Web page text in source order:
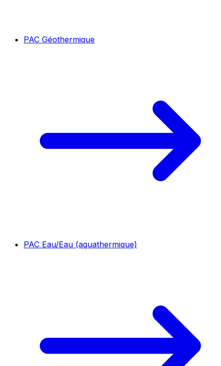
PAC Géothermique
PAC Eau/Eau (aquathermique)